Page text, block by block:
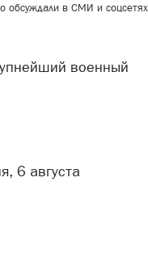
обсуждали в СМИ и соцсетях
6 августа